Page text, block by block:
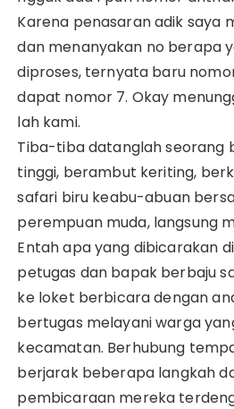
Karena penasaran adik saya
dan menanyakan no berapa
diproses, ternyata baru
dapat nomor 7. Okay
lah kami.
Tiba-tiba datanglah seorang
tinggi, berambut keriting,
safari biru keabu-abuan
perempuan muda, langsung
Entah apa yang dibicarakan
petugas dan bapak berbaju
ke loket berbicara dengan
bertugas melayani warga
kecamatan. Berhubung
berjarak beberapa langkah
pembicaraan mereka